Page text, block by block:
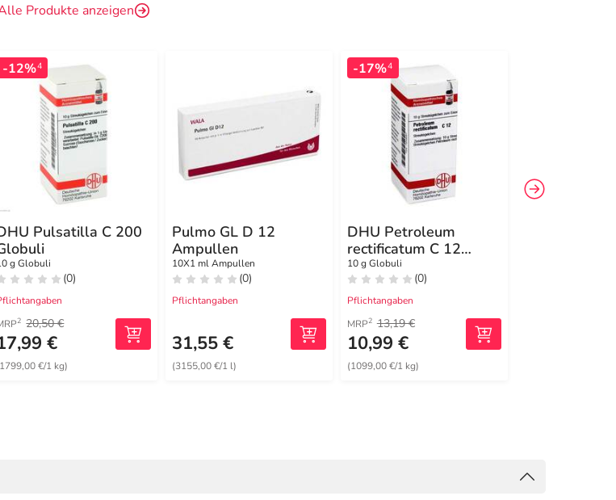
Produkte anzeigen
-12%4
Pulsatilla C 200
g Globuli
(0)
2 20,50 €
€
€/1 kg)
Pulmo GL D 12
Ampullen
10X1 ml Ampullen
(0)
Pflichtangaben
31,55 €
(3155,00 €/1 l)
-17%4
DHU Petroleum
rectificatum C 12
Globuli
10 g Globuli
(0)
Pflichtangaben
MRP2 13,19 €
10,99 €
(1099,00 €/1 kg)